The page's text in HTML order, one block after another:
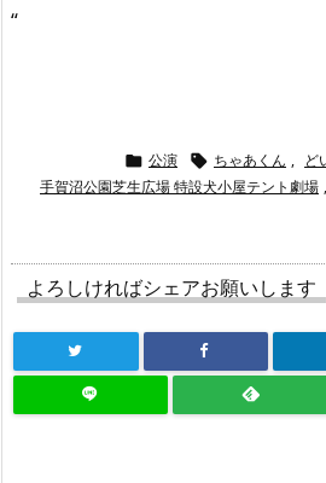
“
 公演  ちゃあくん , ど
手賀沼公園芝生広場 特設犬小屋テント劇場 ,
よろしければシェアお願いします